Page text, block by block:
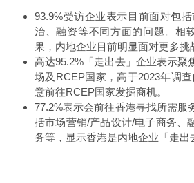
93.9%受访企业表示目前面对包
治、融资等不同方面的问题。相
果，内地企业目前明显面对更多挑
高达95.2%「走出去」企业表示聚
场及RCEP国家，高于2023年调
意前往RCEP国家发掘商机。
77.2%表示会前往香港寻找所需服
括市场营销/产品设计/电子商务、
务等，显示香港是内地企业「走出